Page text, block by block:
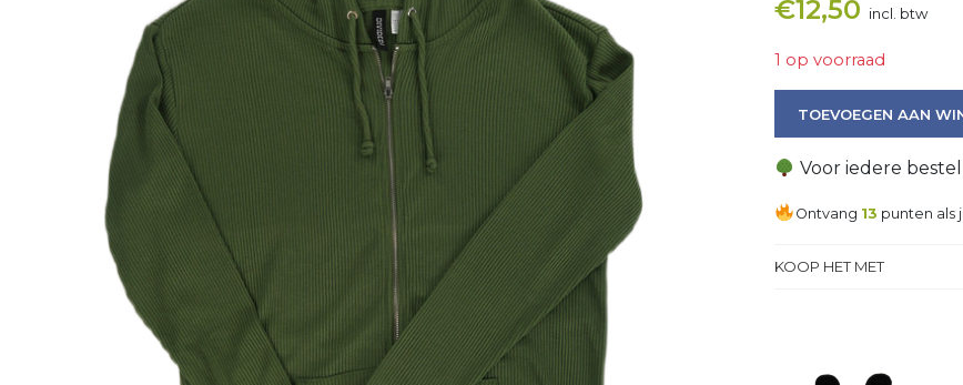
€12,50 incl. btw
1 op voorraad
TOEVOEGEN AAN
Voor iedere
Ontvang 13 punten als
KOOP HET MET